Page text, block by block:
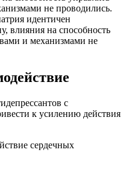
не проводились.
идентичен
влияния на способность
и механизмами не
с
к усилению действия
сердечных